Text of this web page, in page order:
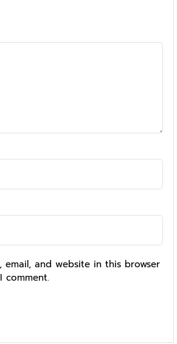
email, and website in this browser